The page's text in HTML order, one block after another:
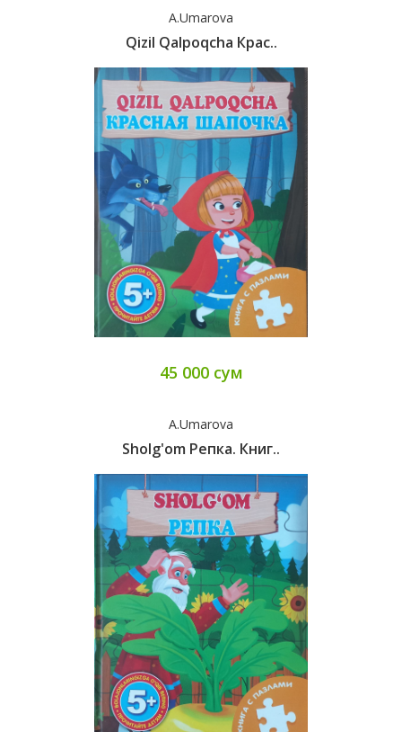
A.Umarova
Qizil Qalpoqcha Крас..
45 000 сум
A.Umarova
Sholg'om Репка. Книг..